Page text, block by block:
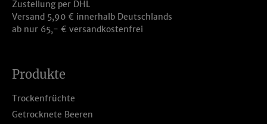
Zustellung per DHL
Versand 5,90 € innerhalb Deutschlands
ab nur 65,- € versandkostenfrei
Produkte
Trockenfrüchte
Getrocknete Beeren